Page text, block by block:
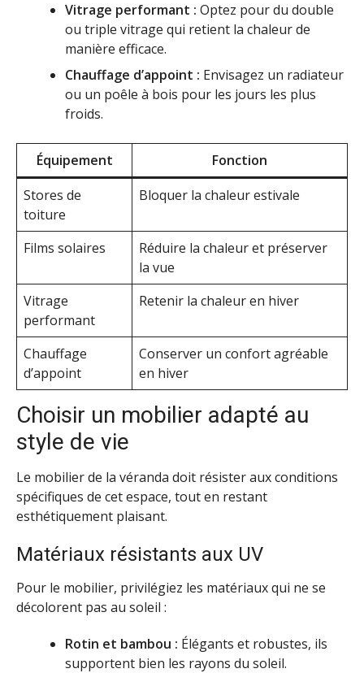
Vitrage performant : Optez pour du double
ou triple vitrage qui retient la chaleur de
manière efficace.
Chauffage d’appoint : Envisagez un radiateur
ou un poêle à bois pour les jours les plus
froids.
Équipement
Fonction
Stores de
toiture
Bloquer la chaleur estivale
Films solaires
Réduire la chaleur et préserver
la vue
Vitrage
performant
Retenir la chaleur en hiver
Chauffage
d’appoint
Conserver un confort agréable
en hiver
Choisir un mobilier adapté au
style de vie
Le mobilier de la véranda doit résister aux conditions
spécifiques de cet espace, tout en restant
esthétiquement plaisant.
Matériaux résistants aux UV
Pour le mobilier, privilégiez les matériaux qui ne se
décolorent pas au soleil :
Rotin et bambou : Élégants et robustes, ils
supportent bien les rayons du soleil.